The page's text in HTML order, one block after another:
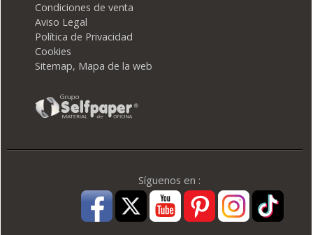
Condiciones de venta
Aviso Legal
Política de Privacidad
Cookies
Sitemap, Mapa de la web
Síguenos en :